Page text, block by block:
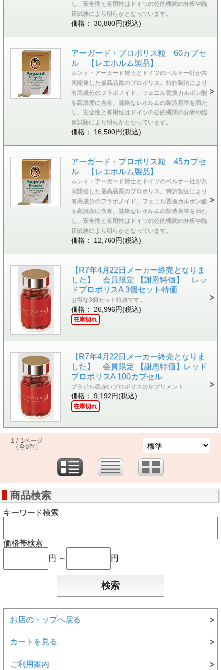
し、安全性と有用性はドイツの公的機関の分析や臨
床試験により明らかとなっています。
価格： 30,800円(税込)
アーガード・プロポリス粒 60カプセ
ル 【レエホルム製品】
ルント・アーガード博士とドイツのベルナー社が共
同開発した最高品質のプロポリス。特許製法により
有用成分のフラボノイド、フェニル置換カルボン酸
を高濃度に含有。厳格なレホルムの製造基準を満た
し、安全性と有用性はドイツの公的機関の分析や臨
床試験により明らかとなっています。
価格： 16,500円(税込)
アーガード・プロポリス粒 45カプセ
ル 【レエホルム製品】
ルント・アーガード博士とドイツのベルナー社が共
同開発した最高品質のプロポリス。特許製法により
有用成分のフラボノイド、フェニル置換カルボン酸
を高濃度に含有。厳格なレホルムの製造基準を満た
し、安全性と有用性はドイツの公的機関の分析や臨
床試験により明らかとなっています。
価格： 12,760円(税込)
【R7年4月22日メーカー終売となりま
した】 会員限定 【謝恩特価】 レッ
ドプロポリスA 3個セット特価
お得な3個セット特典です。
価格： 26,996円(税込)
在庫切れ
【R7年4月22日メーカー終売となりま
した】 会員限定 【謝恩特価】レッド
プロポリスA 100カプセル
ブラジル産赤いプロポリスのサプリメント
価格： 9,192円(税込)
在庫切れ
1 / 1ページ
（全8件）
商品検索
キーワード検索
価格帯検索
円 ～
円
お店のトップへ戻る
カートを見る
ご利用案内